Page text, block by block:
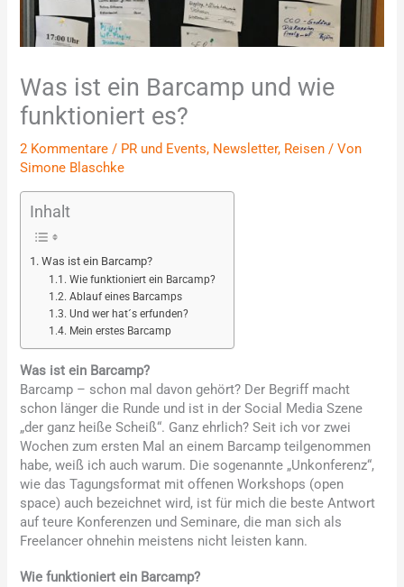
Was ist ein Barcamp und wie
funktioniert es?
2 Kommentare / PR und Events, Newsletter, Reisen / Von
Simone Blaschke
Inhalt
Was ist ein Barcamp?
Wie funktioniert ein Barcamp?
Ablauf eines Barcamps
Und wer hat´s erfunden?
Mein erstes Barcamp
Was ist ein Barcamp?
Barcamp – schon mal davon gehört? Der Begriff macht
schon länger die Runde und ist in der Social Media Szene
„der ganz heiße Scheiß“. Ganz ehrlich? Seit ich vor zwei
Wochen zum ersten Mal an einem Barcamp teilgenommen
habe, weiß ich auch warum. Die sogenannte „Unkonferenz“,
wie das Tagungsformat mit offenen Workshops (open
space) auch bezeichnet wird, ist für mich die beste Antwort
auf teure Konferenzen und Seminare, die man sich als
Freelancer ohnehin meistens nicht leisten kann.
Wie funktioniert ein Barcamp?